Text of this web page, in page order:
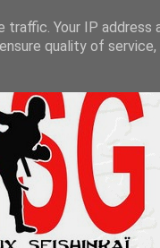
Your IP address
quality of service,